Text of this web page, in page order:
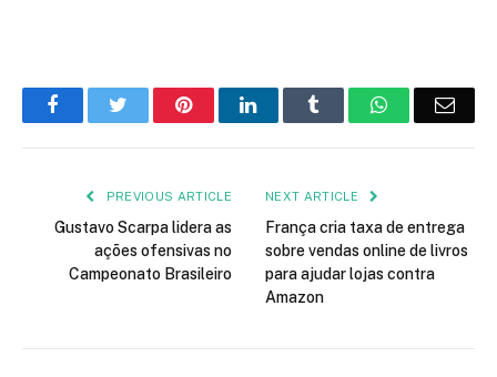
FacebookTwitter PinterestLinkedIn Tumblr WhatsApp
PREVIOUS ARTICLE
Gustavo Scarpa lidera as
ações ofensivas no
Campeonato Brasileiro
NEXT ARTICLE
França cria taxa de entrega
sobre vendas online de livros
para ajudar lojas contra
Amazon